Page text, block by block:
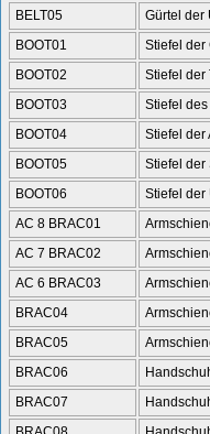
BELT05
Gürtel der
BOOT01
Stiefel der
BOOT02
Stiefel der
BOOT03
Stiefel
BOOT04
Stiefel der
BOOT05
Stiefel der
BOOT06
Stiefel der
AC 8 BRAC01
AC 7 BRAC02
AC 6 BRAC03
BRAC04
BRAC05
BRAC06
BRAC07